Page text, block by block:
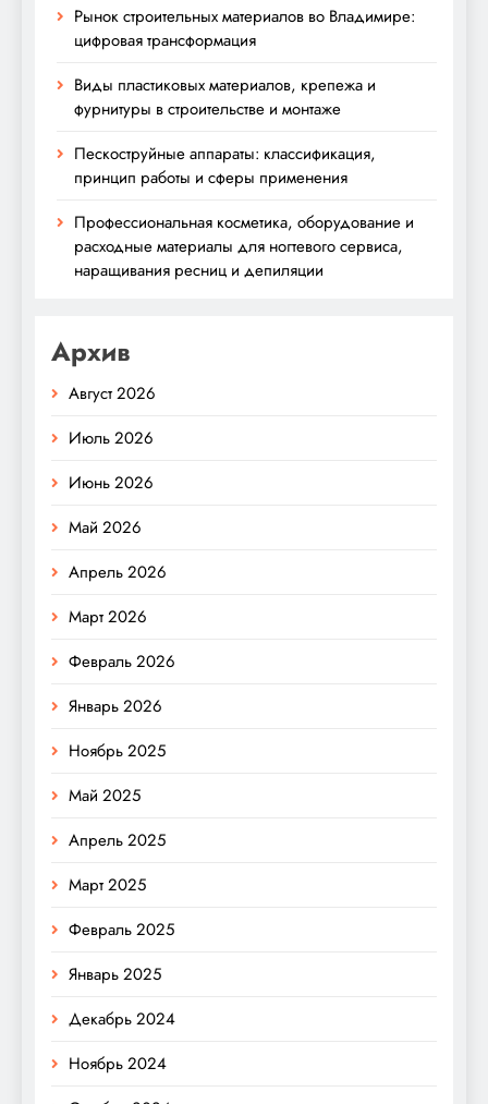
Рынок строительных материалов во Владимире:
цифровая трансформация
Виды пластиковых материалов, крепежа и
фурнитуры в строительстве и монтаже
Пескоструйные аппараты: классификация,
принцип работы и сферы применения
Профессиональная косметика, оборудование и
расходные материалы для ногтевого сервиса,
наращивания ресниц и депиляции
Архив
Август 2026
Июль 2026
Июнь 2026
Май 2026
Апрель 2026
Март 2026
Февраль 2026
Январь 2026
Ноябрь 2025
Май 2025
Апрель 2025
Март 2025
Февраль 2025
Январь 2025
Декабрь 2024
Ноябрь 2024